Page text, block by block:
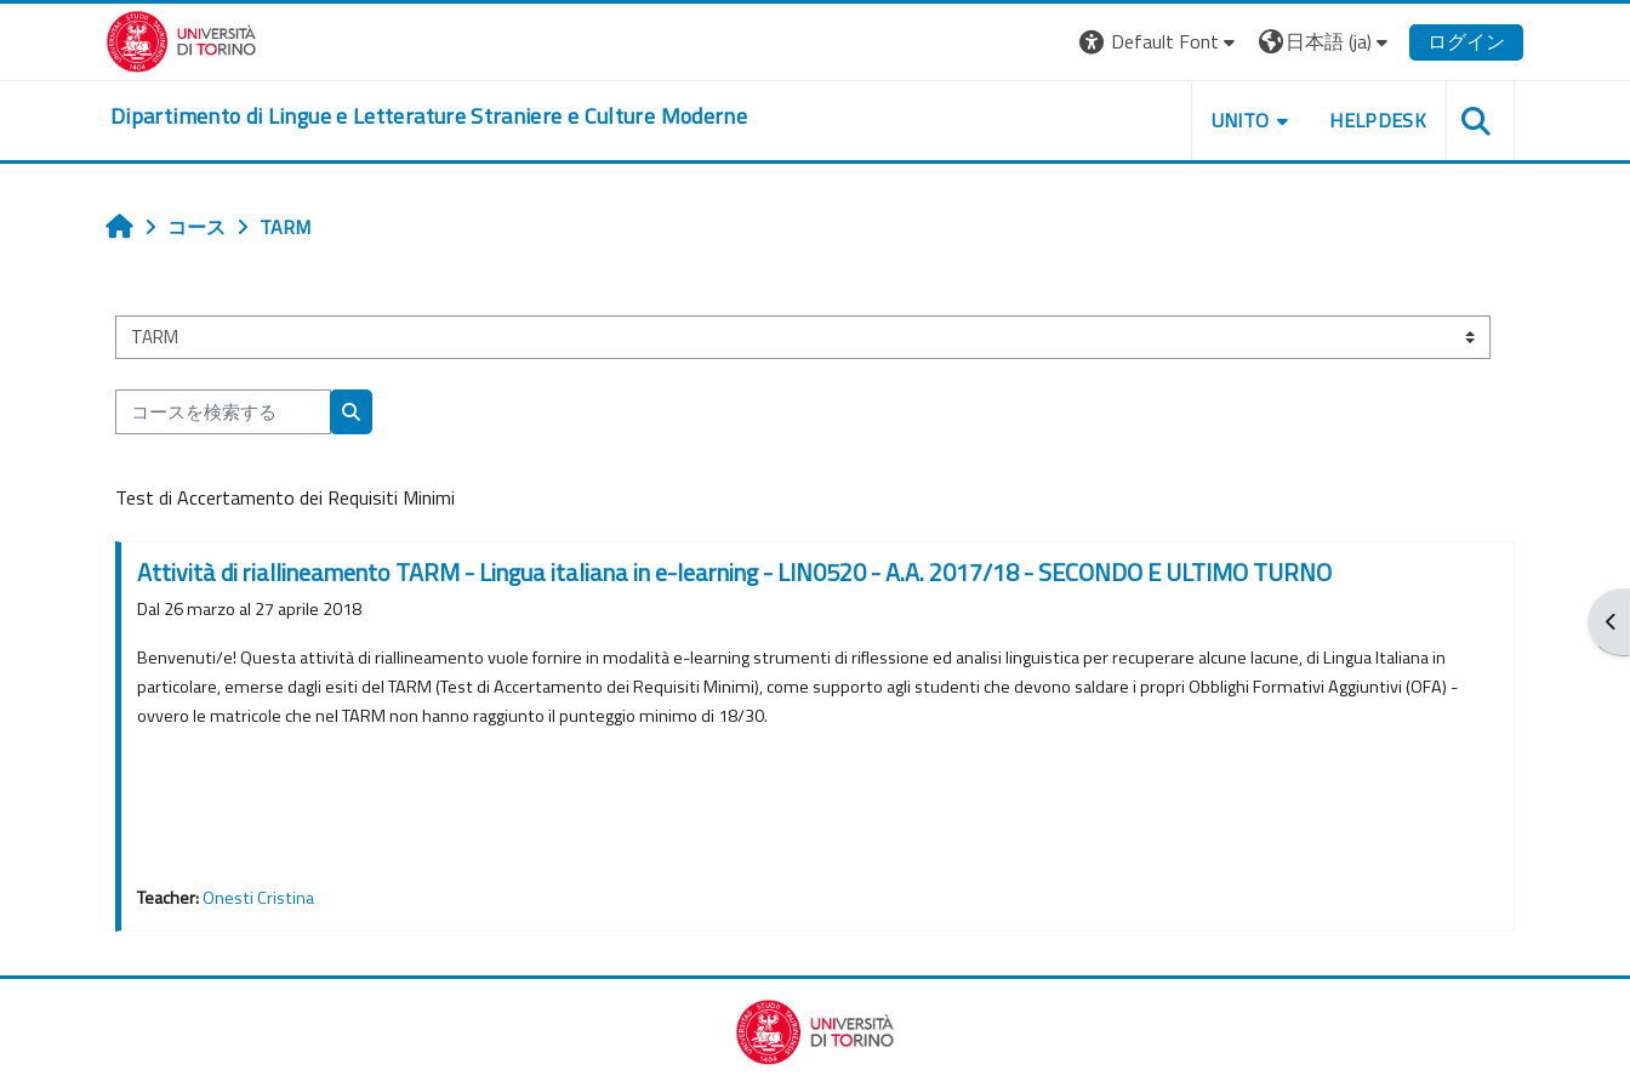
メインコンテンツへスキップする
Default Font
日本語 ‎(ja)‎ ログイン
Dipartimento di Lingue e Letterature Straniere e Culture Moderne UNITO HELPDESK
ブ
ホーム
コース TARM
コースカテゴリ
コースを検索する
コースを検索する
Test di Accertamento dei Requisiti Minimi
Attività di riallineamento TARM - Lingua italiana in e-learning - LIN0520 - A.A. 2017/18 - SECONDO E ULTIMO TURNO
Dal 26 marzo al 27 aprile 2018
Benvenuti/e! Questa attività di riallineamento vuole fornire in modalità e-learning strumenti di riflessione ed analisi linguistica per recuperare alcune lacune, di Lingua Italiana in
particolare, emerse dagli esiti del TARM (Test di Accertamento dei Requisiti Minimi), come supporto agli studenti che devono saldare i propri Obblighi Formativi Aggiuntivi (OFA) -
ovvero le matricole che nel TARM non hanno raggiunto il punteggio minimo di 18/30.
Teacher:Onesti Cristina